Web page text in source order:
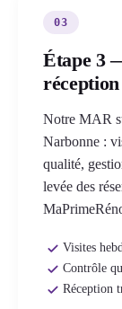
03
Étape 3
réception
Notre MAR
Narbonne :
qualité,
levée des
Visites
Contrôle
Réception